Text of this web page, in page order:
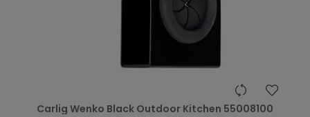
Carlig Wenko Black Outdoor Kitchen 55008100